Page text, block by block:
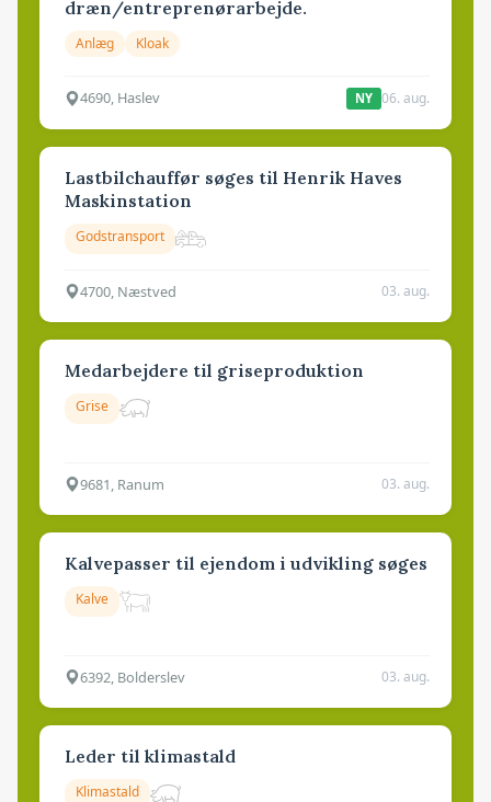
dræn/entreprenørarbejde.
Anlæg Kloak
4690, Haslev NY 06. aug.
Lastbilchauffør søges til Henrik Haves
Maskinstation
Godstransport
4700, Næstved 03. aug.
Medarbejdere til griseproduktion
Grise
9681, Ranum 03. aug.
Kalvepasser til ejendom i udvikling søges
Kalve
6392, Bolderslev 03. aug.
Leder til klimastald
Klimastald